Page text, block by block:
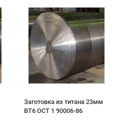
Заготовка из титана 23мм
ВТ6 ОСТ 1 90006-86